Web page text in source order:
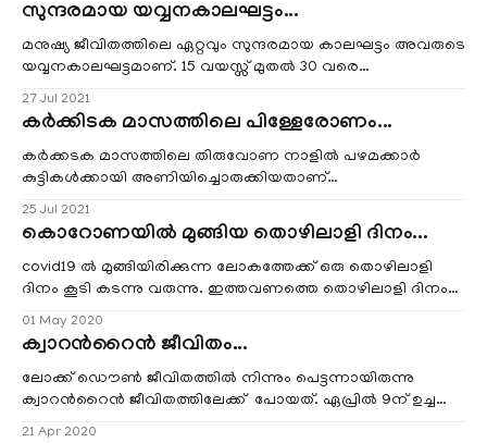
സുന്ദരമായ യവ്വനകാലഘട്ടം...
മനുഷ്യ ജീവിതത്തിലെ ഏറ്റവും സുന്ദരമായ കാലഘട്ടം അവരുടെ
യവ്വനകാലഘട്ടമാണ്. 15 വയസ്സ് മുതൽ 30 വരെ
നീണ്ടുനിൽക്കുന്ന അതി സുന്ദരമായ വർഷങ്ങൾ. ആ
സമയങ്ങളിൽ
27 Jul 2021
കർക്കിടക മാസത്തിലെ പിള്ളേരോണം...
കർക്കടക മാസത്തിലെ തിരുവോണ നാളിൽ പഴമക്കാർ
കുട്ടികൾക്കായി അണിയിച്ചൊരുക്കിയതാണ്
പിള്ളേരോണം.വരാനിരിക്കുന്ന തിരുവോണത്തിന്റെ
25 Jul 2021
കൊറോണയിൽ മുങ്ങിയ തൊഴിലാളി ദിനം...
covid19 ൽ മുങ്ങിയിരിക്കുന്ന ലോകത്തേക്ക് ഒരു തൊഴിലാളി
ദിനം കൂടി കടന്നു വരുന്നു. ഇത്തവണത്തെ തൊഴിലാളി ദിനം
കൂടുതൽ അർത്ഥമുണ്ട്. തൊഴിലാളി
01 May 2020
ക്വാറന്‍റൈന്‍ ജീവിതം...
ലോക്ക് ഡൌൺ ജീവിതത്തിൽ നിന്നും പെട്ടന്നായിരുന്നു
ക്വാറന്‍റൈന്‍ ജീവിതത്തിലേക്ക് പോയത്. ഏപ്രിൽ 9ന് ഉച്ചക്ക്
12 മണിക്ക് MOH-ൽ നിന്
21 Apr 2020